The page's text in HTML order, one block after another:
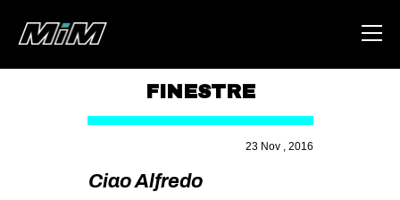
AREA
FINESTRE
23 Nov , 2016
Ciao Alfredo